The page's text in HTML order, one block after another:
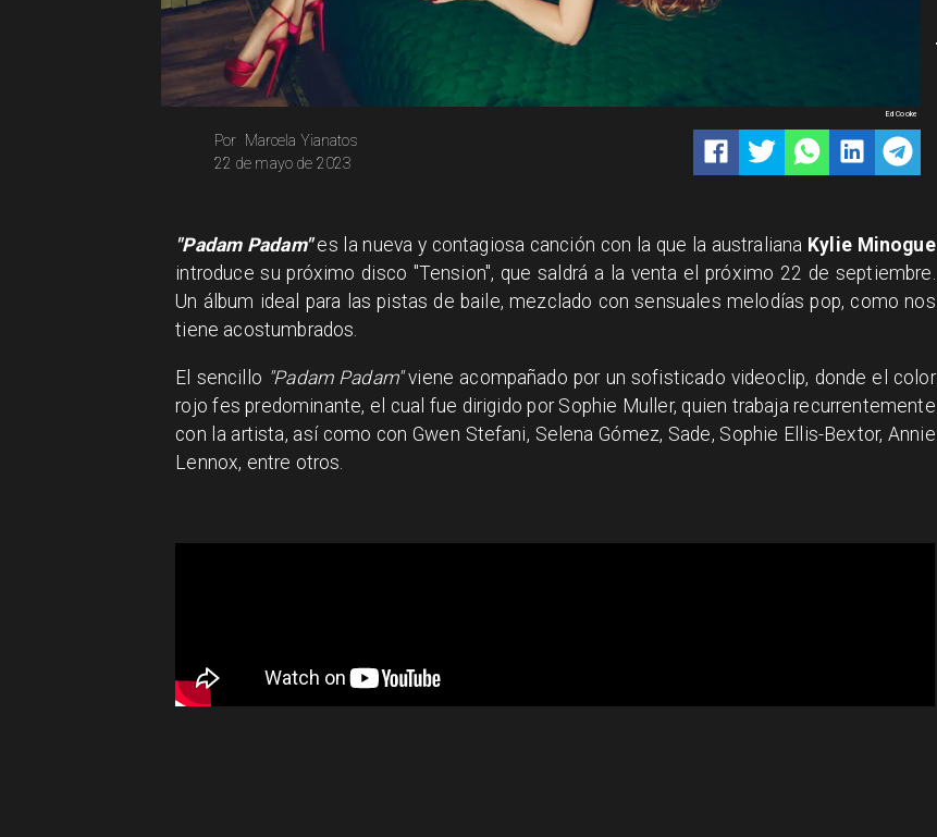
Marcela Yianatos
Por
22 de mayo de 2023
Ed Cooke
"Padam Padam"es la nueva y contagiosa canción con la que la australiana Kylie Minogue
introduce su próximo disco "Tension", que saldrá a la venta el próximo 22 de septiembre.
Un álbum ideal para las pistas de baile, mezclado con sensuales melodías pop, como nos
tiene acostumbrados.
El sencillo "Padam Padam"viene acompañado por un sofisticado videoclip, donde el color
rojo fes predominante, el cual fue dirigido por Sophie Muller, quien trabaja recurrentemente
con la artista, así como con Gwen Stefani, Selena Gómez, Sade, Sophie Ellis-Bextor, Annie
Lennox, entre otros.